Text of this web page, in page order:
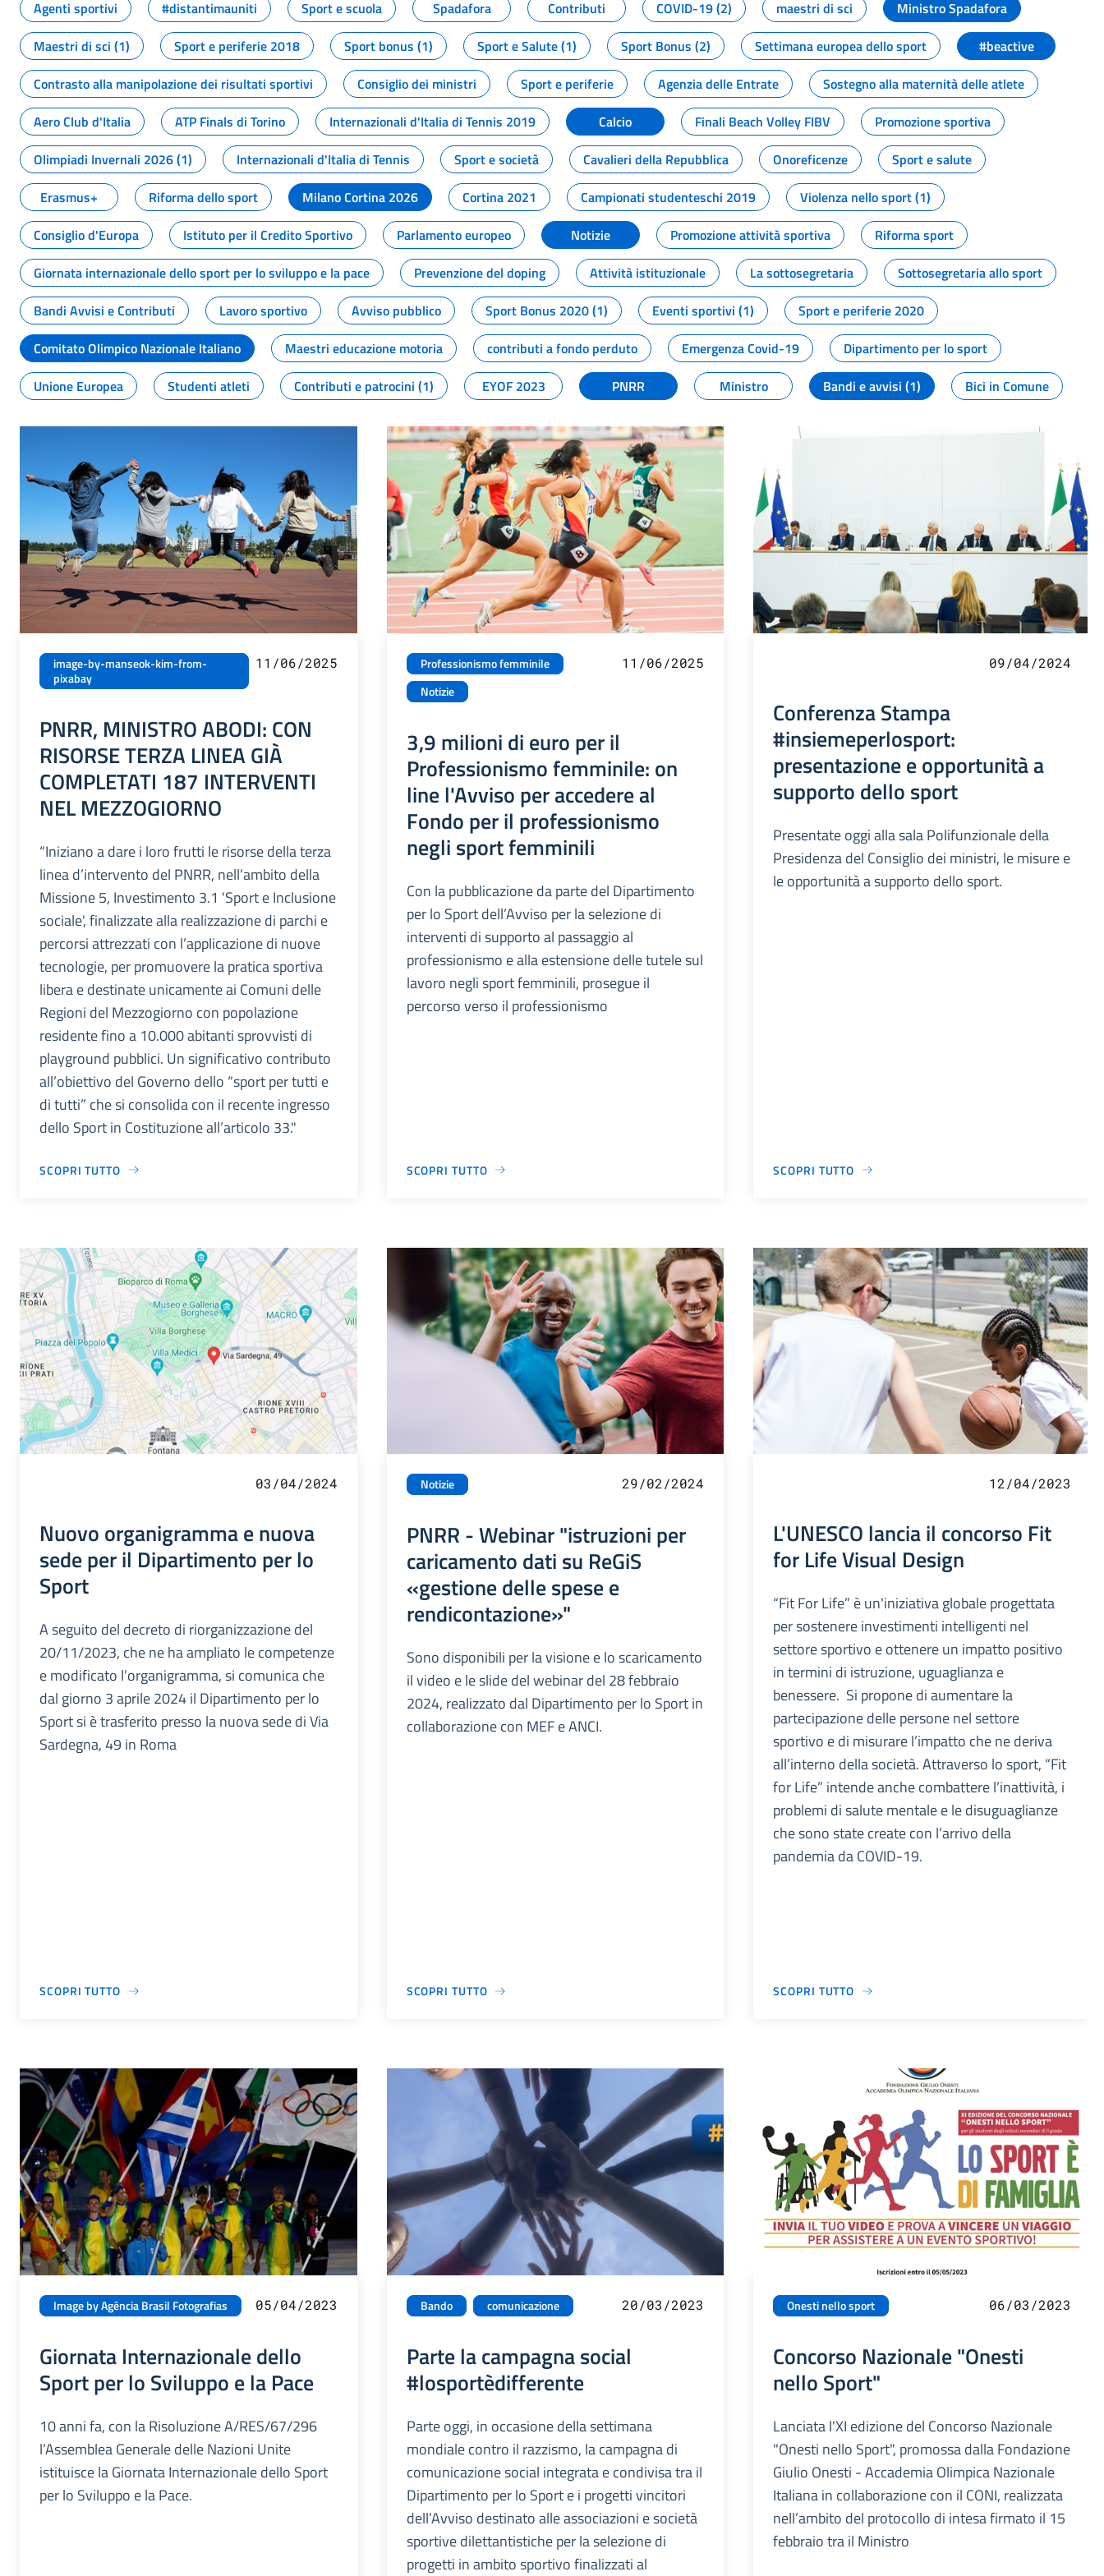
Agenti sportivi
#distantimauniti Sport e scuola Spadafora Contributi COVID-19 (2) maestri di sci
Ministro Spadafora
Maestri di sci (1)
Sport e periferie 2018 Sport bonus (1) Sport e Salute (1) Sport Bonus (2) Settimana europea dello sport
#beactive
Contrasto alla manipolazione dei risultati sportivi
Consiglio dei ministri Sport e periferie Agenzia delle Entrate
Sostegno alla maternità delle atlete
Aero Club d'Italia
ATP Finals di Torino Internazionali d'Italia di Tennis 2019 Calcio Finali Beach Volley FIBV
Promozione sportiva
Olimpiadi Invernali 2026 (1)
Internazionali d'Italia di Tennis Sport e società Cavalieri della Repubblica Onoreficenze
Sport e salute
Erasmus+
Riforma dello sport Milano Cortina 2026 Cortina 2021 Campionati studenteschi 2019
Violenza nello sport (1)
Consiglio d'Europa
Istituto per il Credito Sportivo Parlamento europeo Notizie Promozione attività sportiva
Riforma sport
Giornata internazionale dello sport per lo sviluppo e la pace
Prevenzione del doping Attività istituzionale La sottosegretaria
Sottosegretaria allo sport
Bandi Avvisi e Contributi
Lavoro sportivo Avviso pubblico Sport Bonus 2020 (1) Eventi sportivi (1)
Sport e periferie 2020
Comitato Olimpico Nazionale Italiano
Maestri educazione motoria contributi a fondo perduto Emergenza Covid-19
Dipartimento per lo sport
Unione Europea
Studenti atleti Contributi e patrocini (1) EYOF 2023 PNRR Ministro Bandi e avvisi (1) Bici in Comune
image-by-manseok-kim-from-
pixabay
11/06/2025
PNRR, MINISTRO ABODI: CON
RISORSE TERZA LINEA GIÀ
COMPLETATI 187 INTERVENTI
NEL MEZZOGIORNO
“Iniziano a dare i loro frutti le risorse della terza
linea d’intervento del PNRR, nell’ambito della
Missione 5, Investimento 3.1 'Sport e Inclusione
sociale', finalizzate alla realizzazione di parchi e
percorsi attrezzati con l’applicazione di nuove
tecnologie, per promuovere la pratica sportiva
libera e destinate unicamente ai Comuni delle
Regioni del Mezzogiorno con popolazione
residente fino a 10.000 abitanti sprovvisti di
playground pubblici. Un significativo contributo
all’obiettivo del Governo dello “sport per tutti e
di tutti” che si consolida con il recente ingresso
dello Sport in Costituzione all’articolo 33."
SCOPRI TUTTO
Professionismo femminile
Notizie
11/06/2025
3,9 milioni di euro per il
Professionismo femminile: on
line l'Avviso per accedere al
Fondo per il professionismo
negli sport femminili
Con la pubblicazione da parte del Dipartimento
per lo Sport dell’Avviso per la selezione di
interventi di supporto al passaggio al
professionismo e alla estensione delle tutele sul
lavoro negli sport femminili, prosegue il
percorso verso il professionismo
SCOPRI TUTTO
09/04/2024
Conferenza Stampa
#insiemeperlosport:
presentazione e opportunità a
supporto dello sport
Presentate oggi alla sala Polifunzionale della
Presidenza del Consiglio dei ministri, le misure e
le opportunità a supporto dello sport.
SCOPRI TUTTO
03/04/2024
Nuovo organigramma e nuova
sede per il Dipartimento per lo
Sport
A seguito del decreto di riorganizzazione del
20/11/2023, che ne ha ampliato le competenze
e modificato l’organigramma, si comunica che
dal giorno 3 aprile 2024 il Dipartimento per lo
Sport si è trasferito presso la nuova sede di Via
Sardegna, 49 in Roma
SCOPRI TUTTO
Notizie 29/02/2024
PNRR - Webinar "istruzioni per
caricamento dati su ReGiS
«gestione delle spese e
rendicontazione»"
Sono disponibili per la visione e lo scaricamento
il video e le slide del webinar del 28 febbraio
2024, realizzato dal Dipartimento per lo Sport in
collaborazione con MEF e ANCI.
SCOPRI TUTTO
12/04/2023
L'UNESCO lancia il concorso Fit
for Life Visual Design
“Fit For Life” è un'iniziativa globale progettata
per sostenere investimenti intelligenti nel
settore sportivo e ottenere un impatto positivo
in termini di istruzione, uguaglianza e
benessere. Si propone di aumentare la
partecipazione delle persone nel settore
sportivo e di misurare l’impatto che ne deriva
all’interno della società. Attraverso lo sport, “Fit
for Life” intende anche combattere l’inattività, i
problemi di salute mentale e le disuguaglianze
che sono state create con l’arrivo della
pandemia da COVID-19.
SCOPRI TUTTO
Image by Agência Brasil Fotografias 05/04/2023
Giornata Internazionale dello
Sport per lo Sviluppo e la Pace
10 anni fa, con la Risoluzione A/RES/67/296
l’Assemblea Generale delle Nazioni Unite
istituisce la Giornata Internazionale dello Sport
per lo Sviluppo e la Pace.
Bando comunicazione 20/03/2023
Parte la campagna social
#losportèdifferente
Parte oggi, in occasione della settimana
mondiale contro il razzismo, la campagna di
comunicazione social integrata e condivisa tra il
Dipartimento per lo Sport e i progetti vincitori
dell’Avviso destinato alle associazioni e società
sportive dilettantistiche per la selezione di
progetti in ambito sportivo finalizzati al
Onesti nello sport 06/03/2023
Concorso Nazionale "Onesti
nello Sport"
Lanciata l'XI edizione del Concorso Nazionale
"Onesti nello Sport", promossa dalla Fondazione
Giulio Onesti - Accademia Olimpica Nazionale
Italiana in collaborazione con il CONI, realizzata
nell’ambito del protocollo di intesa firmato il 15
febbraio tra il Ministro